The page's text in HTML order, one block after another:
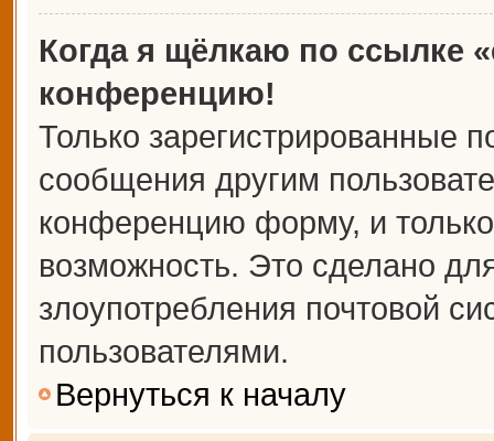
Когда я щёлкаю по ссылке
конференцию!
Только зарегистрированные
сообщения другим
конференцию форму, и
возможность. Это сделано
злоупотребления почтовой
пользователями.
Вернуться к началу